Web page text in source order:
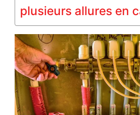
plusieurs allures en